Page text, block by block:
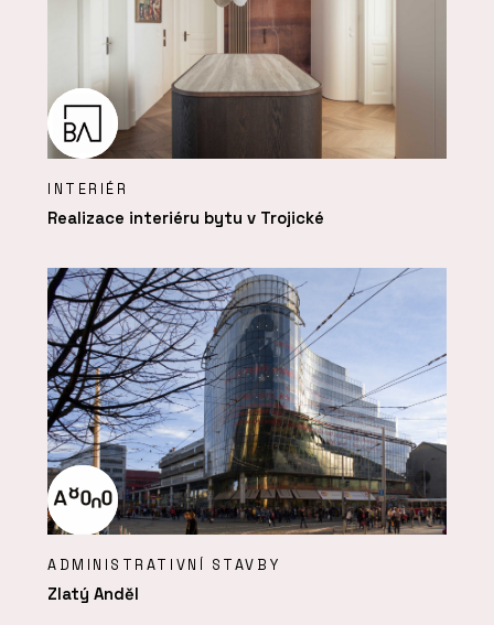
INTERIÉR
Realizace interiéru bytu v Trojické
ADMINISTRATIVNÍ STAVBY
Zlatý Anděl